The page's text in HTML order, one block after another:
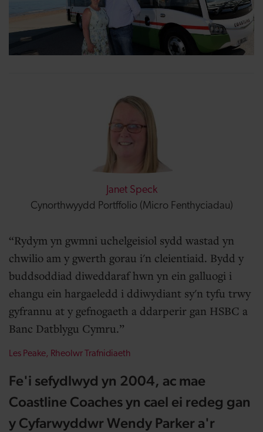
Janet Speck
Cynorthwyydd Portffolio (Micro Fenthyciadau)
Rydym yn gwmni uchelgeisiol sydd wastad yn
chwilio am y gwerth gorau i'n cleientiaid. Bydd y
buddsoddiad diweddaraf hwn yn ein galluogi i
ehangu ein hargaeledd i ddiwydiant sy'n tyfu trwy
gyfrannu at y gefnogaeth a ddarperir gan HSBC a
Banc Datblygu Cymru.
Les Peake, Rheolwr Trafnidiaeth
Fe'i sefydlwyd yn 2004, ac mae
Coastline Coaches yn cael ei redeg gan
y Cyfarwyddwr Wendy Parker a'r